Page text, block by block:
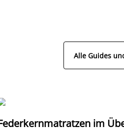
Alle Guides
im